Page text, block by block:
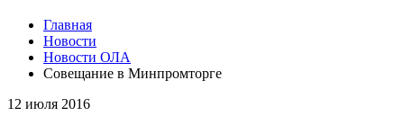
Главная
Новости
Новости ОЛА
Совещание в Минпромторге
12 июля 2016